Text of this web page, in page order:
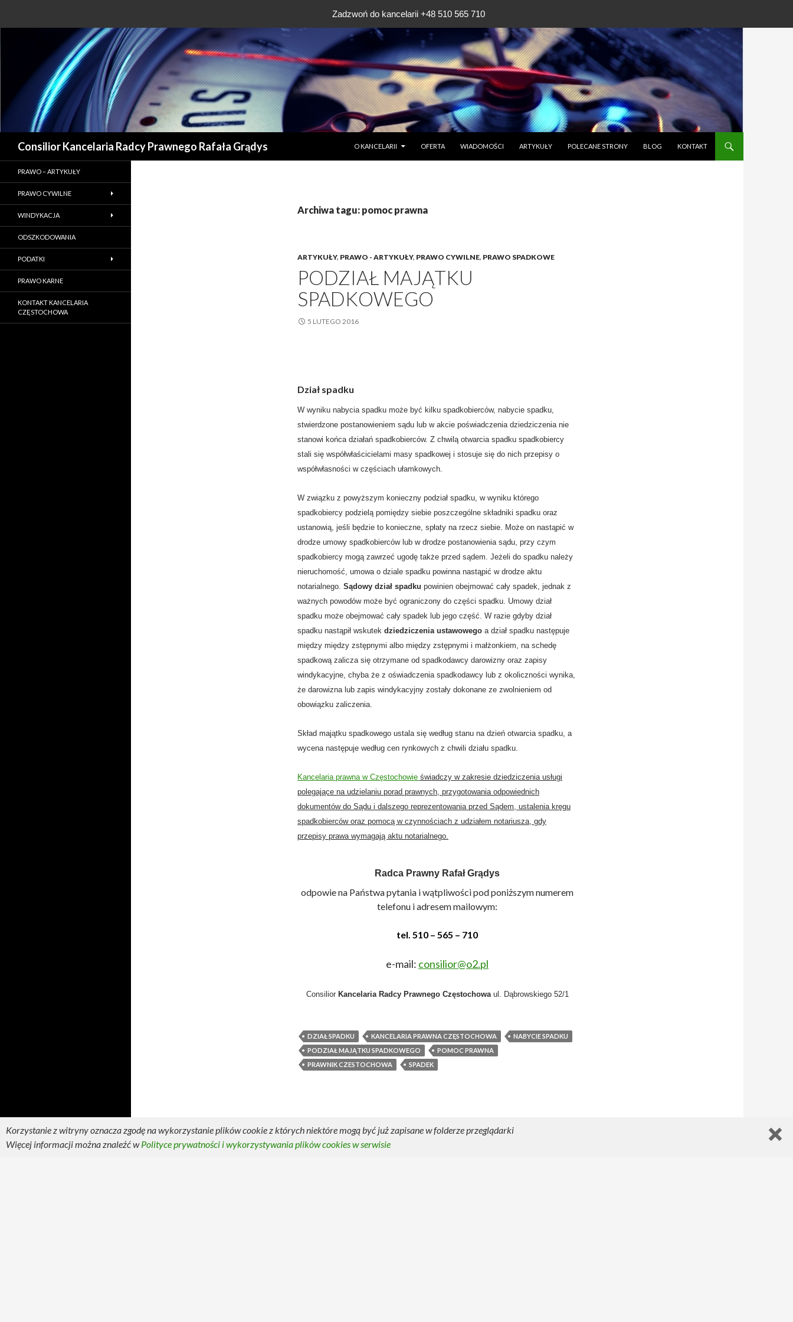
Zadzwoń do kancelarii +48 510 565 710
Consilior Kancelaria Radcy Prawnego Rafała Grądys
O KANCELARII
OFERTA WIADOMOŚCI ARTYKUŁY POLECANE STRONY BLOG KONTAKT
Archiwa tagu: pomoc prawna
ARTYKUŁY, PRAWO - ARTYKUŁY, PRAWO CYWILNE, PRAWO SPADKOWE
PODZIAŁ MAJĄTKU
SPADKOWEGO
5 LUTEGO 2016
Dział spadku
W wyniku nabycia spadku może być kilku spadkobierców, nabycie spadku,
stwierdzone postanowieniem sądu lub w akcie poświadczenia dziedziczenia nie
stanowi końca działań spadkobierców. Z chwilą otwarcia spadku spadkobiercy
stali się współwłaścicielami masy spadkowej i stosuje się do nich przepisy o
współwłasności w częściach ułamkowych.
W związku z powyższym konieczny podział spadku, w wyniku którego
spadkobiercy podzielą pomiędzy siebie poszczególne składniki spadku oraz
ustanowią, jeśli będzie to konieczne, spłaty na rzecz siebie. Może on nastąpić w
drodze umowy spadkobierców lub w drodze postanowienia sądu, przy czym
spadkobiercy mogą zawrzeć ugodę także przed sądem. Jeżeli do spadku należy
nieruchomość, umowa o dziale spadku powinna nastąpić w drodze aktu
notarialnego. Sądowy dział spadku powinien obejmować cały spadek, jednak z
ważnych powodów może być ograniczony do części spadku. Umowy dział
spadku może obejmować cały spadek lub jego część. W razie gdyby dział
spadku nastąpił wskutek dziedziczenia ustawowego a dział spadku następuje
między między zstępnymi albo między zstępnymi i małżonkiem, na schedę
spadkową zalicza się otrzymane od spadkodawcy darowizny oraz zapisy
windykacyjne, chyba że z oświadczenia spadkodawcy lub z okoliczności wynika,
że darowizna lub zapis windykacyjny zostały dokonane ze zwolnieniem od
obowiązku zaliczenia.
Skład majątku spadkowego ustala się według stanu na dzień otwarcia spadku, a
wycena następuje według cen rynkowych z chwili działu spadku.
Kancelaria prawna w Częstochowie świadczy w zakresie dziedziczenia usługi
polegające na udzielaniu porad prawnych, przygotowania odpowiednich
dokumentów do Sądu i dalszego reprezentowania przed Sądem, ustalenia kręgu
spadkobierców oraz pomocą w czynnościach z udziałem notariusza, gdy
przepisy prawa wymagają aktu notarialnego.
Radca Prawny Rafał Grądys
odpowie na Państwa pytania i wątpliwości pod poniższym numerem
telefonu i adresem mailowym:
tel. 510 – 565 – 710
e-mail: consilior@o2.pl
Consilior Kancelaria Radcy Prawnego Częstochowaul. Dąbrowskiego 52/1
DZIAŁ SPADKU KANCELARIA PRAWNA CZĘSTOCHOWA
NABYCIE SPADKU
PODZIAŁ MAJĄTKU SPADKOWEGO
POMOC PRAWNA
PRAWNIK CZESTOCHOWA
SPADEK
PRAWO – ARTYKUŁY
PRAWO CYWILNE
WINDYKACJA
ODSZKODOWANIA
PODATKI
PRAWO KARNE
KONTAKT KANCELARIA
CZĘSTOCHOWA
Korzystanie z witryny oznacza zgodę na wykorzystanie plików cookie z których niektóre mogą być już zapisane w folderze przeglądarki
Więcej informacji można znaleźć wPolityce prywatności i wykorzystywania plików cookies w serwisie